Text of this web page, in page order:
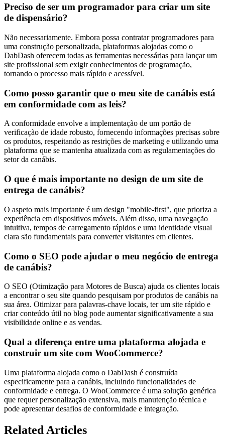
Preciso de ser um programador para criar um site
de dispensário?
Não necessariamente. Embora possa contratar programadores para
uma construção personalizada, plataformas alojadas como o
DabDash oferecem todas as ferramentas necessárias para lançar um
site profissional sem exigir conhecimentos de programação,
tornando o processo mais rápido e acessível.
Como posso garantir que o meu site de canábis está
em conformidade com as leis?
A conformidade envolve a implementação de um portão de
verificação de idade robusto, fornecendo informações precisas sobre
os produtos, respeitando as restrições de marketing e utilizando uma
plataforma que se mantenha atualizada com as regulamentações do
setor da canábis.
O que é mais importante no design de um site de
entrega de canábis?
O aspeto mais importante é um design "mobile-first", que prioriza a
experiência em dispositivos móveis. Além disso, uma navegação
intuitiva, tempos de carregamento rápidos e uma identidade visual
clara são fundamentais para converter visitantes em clientes.
Como o SEO pode ajudar o meu negócio de entrega
de canábis?
O SEO (Otimização para Motores de Busca) ajuda os clientes locais
a encontrar o seu site quando pesquisam por produtos de canábis na
sua área. Otimizar para palavras-chave locais, ter um site rápido e
criar conteúdo útil no blog pode aumentar significativamente a sua
visibilidade online e as vendas.
Qual a diferença entre uma plataforma alojada e
construir um site com WooCommerce?
Uma plataforma alojada como o DabDash é construída
especificamente para a canábis, incluindo funcionalidades de
conformidade e entrega. O WooCommerce é uma solução genérica
que requer personalização extensiva, mais manutenção técnica e
pode apresentar desafios de conformidade e integração.
Related Articles